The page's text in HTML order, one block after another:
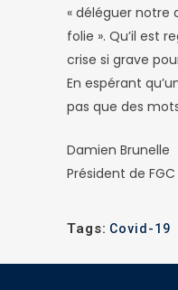
« déléguer notre
folie ». Qu’il est
crise si grave
En espérant
pas que des
Damien Brunelle
Président de FGC
Tags: Covid-19